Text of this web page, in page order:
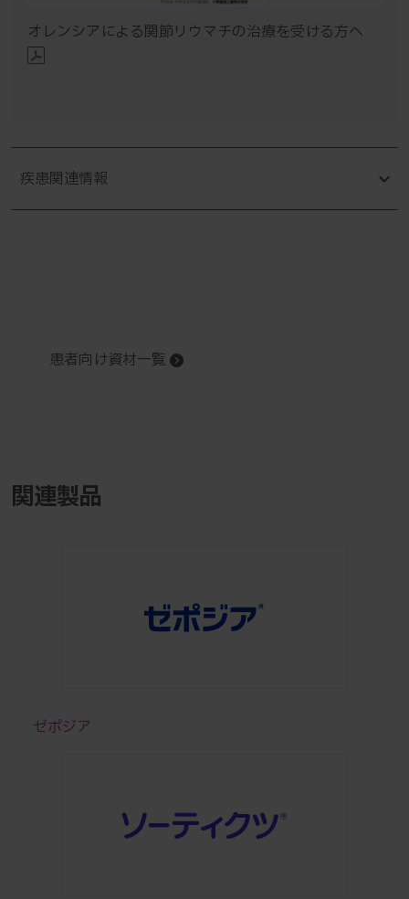
オレンシアによる関節リウマチの治療を受ける方へ
疾患関連情報
患者向け資材一覧
関連製品
ゼポジア